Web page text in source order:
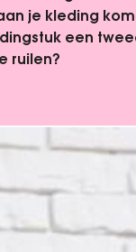
je kleding
een
ruilen?